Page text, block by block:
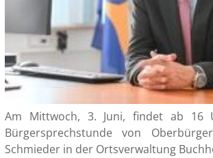
Am Mittwoch, 3. Juni, findet ab 16
Bürgersprechstunde von
Schmieder in der Ortsverwaltung